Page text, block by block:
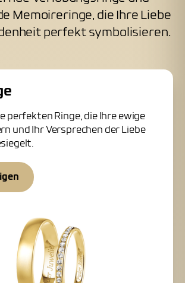
Memoireringe, die Ihre Liebe
perfekt symbolisieren.
perfekten Ringe, die Ihre ewige
und Ihr Versprechen der Liebe